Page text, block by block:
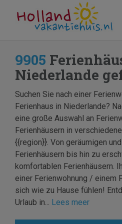
9905
Niederlande
Suchen Sie nach einer
Ferienhaus in Niederlande?
eine große Auswahl an
Ferienhäusern in
{{region}}. Von geräumigen
Ferienhäusern bis hin zu
komfortablen Ferienhäusern.
einer Ferienwohnung / einem
sich wie zu Hause fühlen!
Urlaub in... Lees meer